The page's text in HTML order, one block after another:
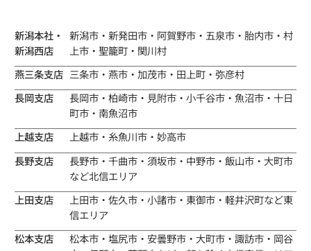
新潟本社・
新潟西店
新潟市・新発田市・阿賀野市・五泉市・胎内市・村
上市・聖籠町・関川村
燕三条支店 三条市・燕市・加茂市・田上町・弥彦村
長岡支店
長岡市・柏崎市・見附市・小千谷市・魚沼市・十日
町市・南魚沼市
上越支店
上越市・糸魚川市・妙高市
長野支店
長野市・千曲市・須坂市・中野市・飯山市・大町市
など北信エリア
上田支店
上田市・佐久市・小諸市・東御市・軽井沢町など東
信エリア
松本支店
松本市・塩尻市・安曇野市・大町市・諏訪市・岡谷